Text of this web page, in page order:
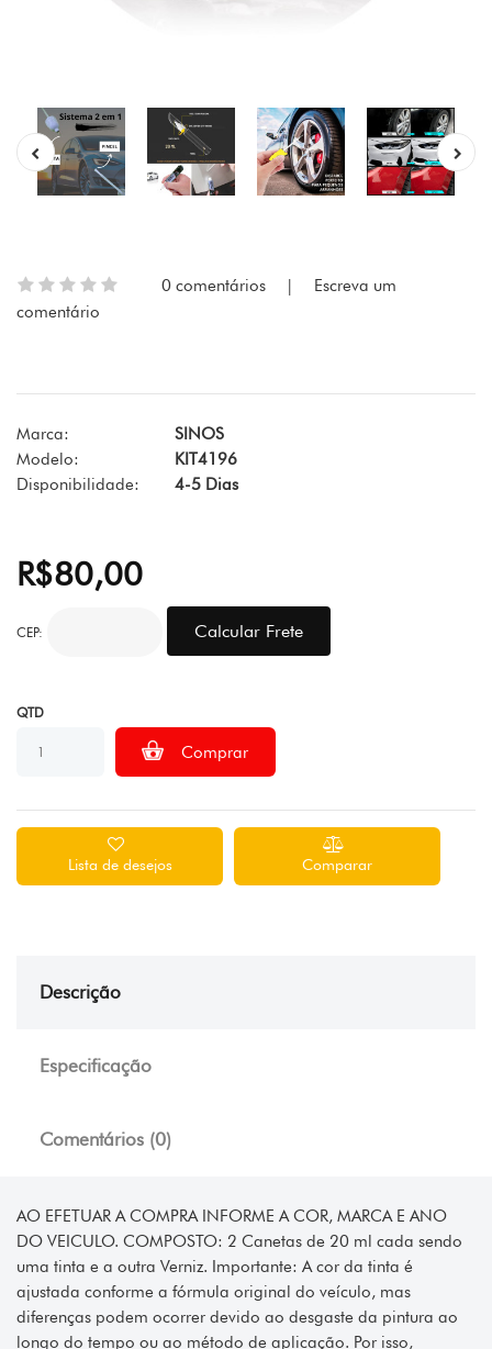
0 comentários | Escreva um
comentário
Marca:
SINOS
Modelo:
KIT4196
Disponibilidade:
4-5 Dias
R$80,00
CEP:
QTD
Lista de desejos Comparar
Descrição
Especificação
Comentários (0)
AO EFETUAR A COMPRA INFORME A COR, MARCA E ANO
DO VEICULO. COMPOSTO: 2 Canetas de 20 ml cada sendo
uma tinta e a outra Verniz. Importante: A cor da tinta é
ajustada conforme a fórmula original do veículo, mas
diferenças podem ocorrer devido ao desgaste da pintura ao
longo do tempo ou ao método de aplicação. Por isso,